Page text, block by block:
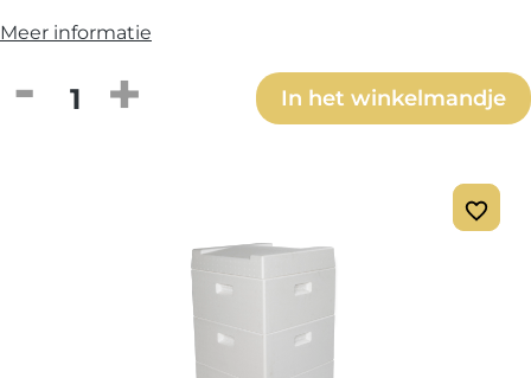
Meer informatie
Producthoeveelheid: Voer deIn het winkelmandje